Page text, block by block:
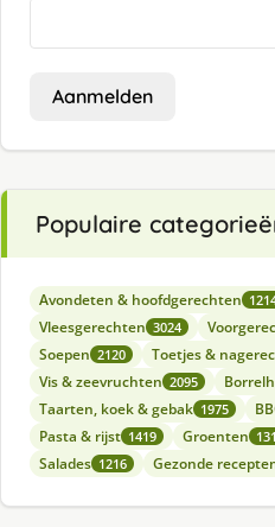
Aanmelden
Populaire
Avondeten & hoofdgerechten
Vleesgerechten 3024
Soepen 2120 Toetjes &
Vis & zeevruchten 2095
Taarten, koek & gebak 1975
Pasta & rijst 1419 Groenten
Salades 1216 Gezonde